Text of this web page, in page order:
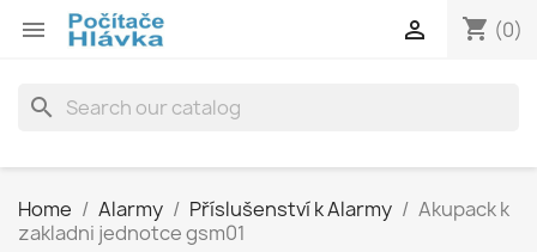
 shopping_cart (0)

search
Home Alarmy Příslušenství k Alarmy
Akupack k
zakladni jednotce gsm01